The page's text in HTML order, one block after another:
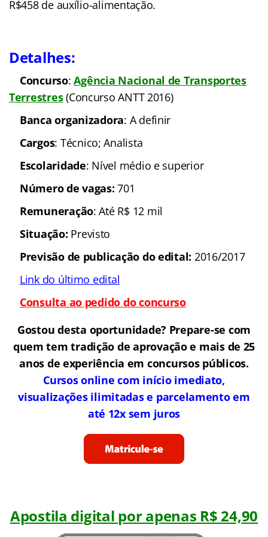
R$458 de auxílio-alimentação.
Detalhes:
Concurso:Agência Nacional de Transportes
Terrestres(Concurso ANTT 2016)
Banca organizadora: A definir
Cargos: Técnico; Analista
Escolaridade: Nível médio e superior
Número de vagas: 701
Remuneração: Até R$ 12 mil
Situação: Previsto
Previsão de publicação do edital: 2016/2017
Link do último edital
Consulta ao pedido do concurso
Gostou desta oportunidade? Prepare-se com
quem tem tradição de aprovação e mais de 25
anos de experiência em concursos públicos.
Cursos online com início imediato,
visualizações ilimitadas e parcelamento em
até 12x sem juros
Apostila digital por apenas R$ 24,90